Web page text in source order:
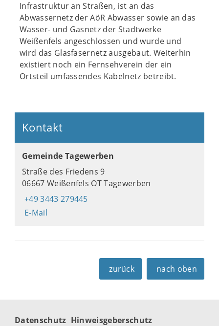
Infrastruktur an Straßen, ist an das
Abwassernetz der AöR Abwasser sowie an das
Wasser- und Gasnetz der Stadtwerke
Weißenfels angeschlossen und wurde und
wird das Glasfasernetz ausgebaut. Weiterhin
existiert noch ein Fernsehverein der ein
Ortsteil umfassendes Kabelnetz betreibt.
Kontakt
Gemeinde Tagewerben
Straße des Friedens 9
06667 Weißenfels OT Tagewerben
+49 3443 279445
E-Mail
zurück nach oben
Datenschutz Hinweisgeberschutz